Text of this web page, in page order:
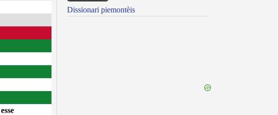
esse
Dissionari piemontèis